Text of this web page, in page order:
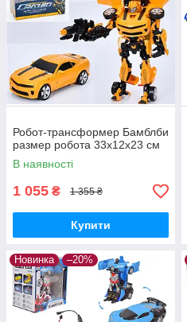
Робот-трансформер Бамблби
размер робота 33х12х23 см
В наявності
1 055 ₴ 1 355 ₴
Купити
Новинка –20%